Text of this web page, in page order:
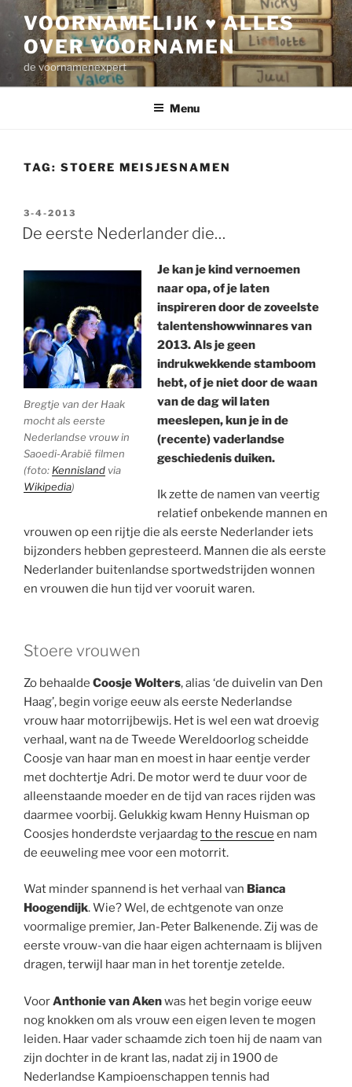
inhoud
VOORNAMELIJK ♥ ALLES
OVER VOORNAMEN
de voornamenexpert
Menu
TAG: STOERE MEISJESNAMEN
GEPLAATST
OP
3-4-2013
De eerste Nederlander die…
Bregtje van der Haak
mocht als eerste
Nederlandse vrouw in
Saoedi-Arabië filmen
(foto:Kennisland via
Wikipedia)
Je kan je kind vernoemen
naar opa, of je laten
inspireren door de zoveelste
talentenshowwinnares van
2013. Als je geen
indrukwekkende stamboom
hebt, of je niet door de waan
van de dag wil laten
meeslepen, kun je in de
(recente) vaderlandse
geschiedenis duiken.
Ik zette de namen van veertig
relatief onbekende mannen en
vrouwen op een rijtje die als eerste Nederlander iets
bijzonders hebben gepresteerd. Mannen die als eerste
Nederlander buitenlandse sportwedstrijden wonnen
en vrouwen die hun tijd ver vooruit waren.
Stoere vrouwen
Zo behaalde Coosje Wolters, alias ‘de duivelin van Den
Haag’, begin vorige eeuw als eerste Nederlandse
vrouw haar motorrijbewijs. Het is wel een wat droevig
verhaal, want na de Tweede Wereldoorlog scheidde
Coosje van haar man en moest in haar eentje verder
met dochtertje Adri. De motor werd te duur voor de
alleenstaande moeder en de tijd van races rijden was
daarmee voorbij. Gelukkig kwam Henny Huisman op
Coosjes honderdste verjaardagto the rescue en nam
de eeuweling mee voor een motorrit.
Wat minder spannend is het verhaal van Bianca
Hoogendijk. Wie? Wel, de echtgenote van onze
voormalige premier, Jan-Peter Balkenende. Zij was de
eerste vrouw-van die haar eigen achternaam is blijven
dragen, terwijl haar man in het torentje zetelde.
VoorAnthonie van Akenwas het begin vorige eeuw
nog knokken om als vrouw een eigen leven te mogen
leiden. Haar vader schaamde zich toen hij de naam van
zijn dochter in de krant las, nadat zij in 1900 de
Nederlandse Kampioenschappen tennis had